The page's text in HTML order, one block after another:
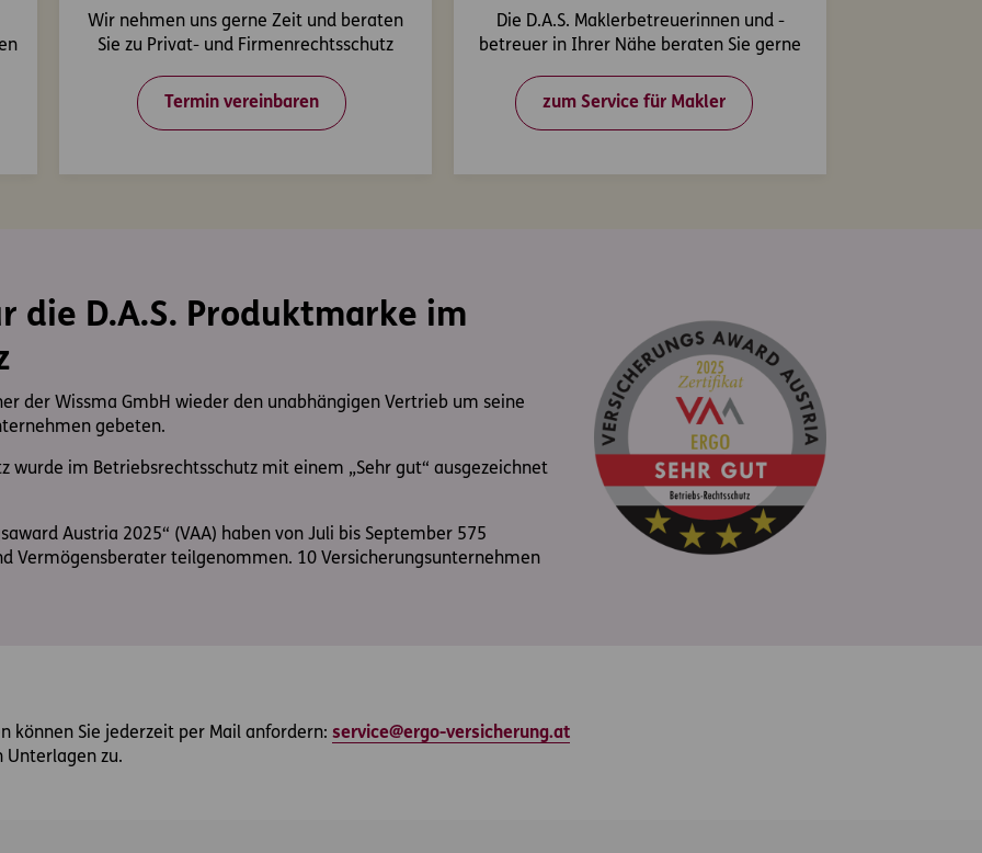
Wir nehmen uns gerne Zeit und beraten
Sie zu Privat- und Firmenrechtsschutz
Termin vereinbaren
Die D.A.S. Maklerbetreuerinnen und -
betreuer in Ihrer Nähe beraten Sie gerne
zum Service für Makler
die D.A.S. Produktmarke im
der Wissma GmbH wieder den unabhängigen Vertrieb um seine
gebeten.
wurde im Betriebsrechtsschutz mit einem „Sehr gut“ ausgezeichnet
Austria 2025“ (VAA) haben von Juli bis September 575
Vermögensberater teilgenommen. 10 Versicherungsunternehmen
können Sie jederzeit per Mail anfordern: service@ergo-versicherung.at
Unterlagen zu.